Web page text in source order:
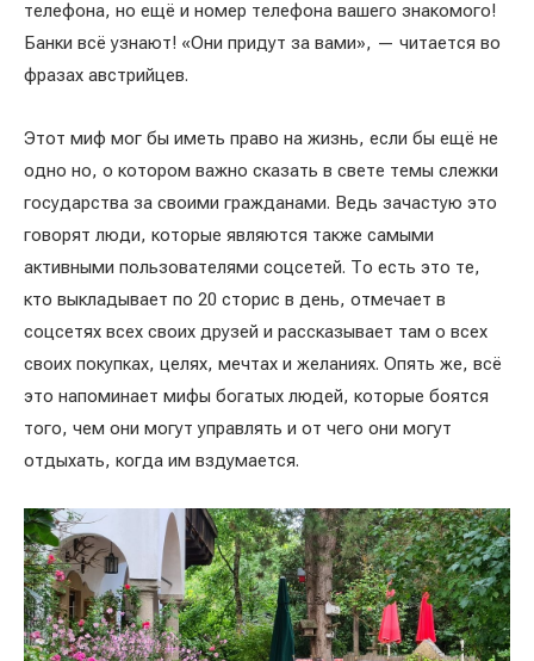
телефона, но ещё и номер телефона вашего знакомого!
Банки всё узнают! «Они придут за вами», — читается во
фразах австрийцев.
Этот миф мог бы иметь право на жизнь, если бы ещё не
одно но, о котором важно сказать в свете темы слежки
государства за своими гражданами. Ведь зачастую это
говорят люди, которые являются также самыми
активными пользователями соцсетей. То есть это те,
кто выкладывает по 20 сторис в день, отмечает в
соцсетях всех своих друзей и рассказывает там о всех
своих покупках, целях, мечтах и желаниях. Опять же, всё
это напоминает мифы богатых людей, которые боятся
того, чем они могут управлять и от чего они могут
отдыхать, когда им вздумается.